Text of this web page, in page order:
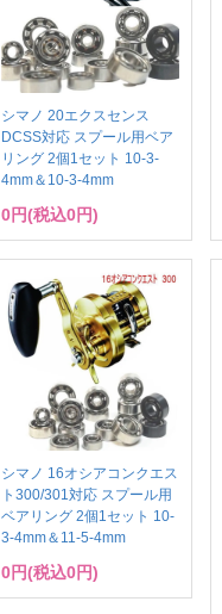
シマノ 20エクスセンス
DCSS対応 スプール用ベア
リング 2個1セット 10-3-
4mm＆10-3-4mm
0円(税込0円)
シマノ 16オシアコンクエス
ト300/301対応 スプール用
ベアリング 2個1セット 10-
3-4mm＆11-5-4mm
0円(税込0円)